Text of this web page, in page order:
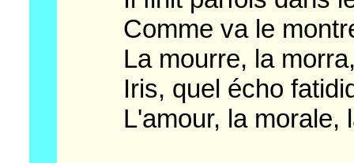
Comme va le
La mourre, la morra,
Iris, quel écho
L'amour, la morale,